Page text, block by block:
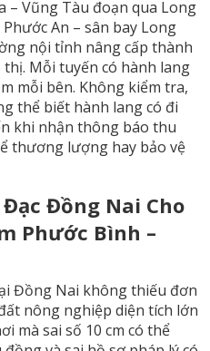
– Vũng Tàu đoạn qua Long
An – sân bay Long
nội tỉnh nâng cấp thành
Mỗi tuyến có hành lang
mỗi bên. Không kiểm tra,
thể biết hành lang có đi
khi nhận thông báo thu
thương lượng hay bảo vệ
Đạc Đồng Nai Cho
Phước Bình –
Đồng Nai không thiếu đơn
nông nghiệp diện tích lớn
mà sai số 10 cm có thể